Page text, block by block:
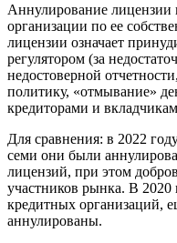
Аннулирование лицензии
организации по ее
лицензии означает
регулятором (за
недостоверной
политику, «отмывание»
кредиторами и
Для сравнения: в 2022
семи они были
лицензий, при этом
участников рынка. В 2020
кредитных организаций,
аннулированы.